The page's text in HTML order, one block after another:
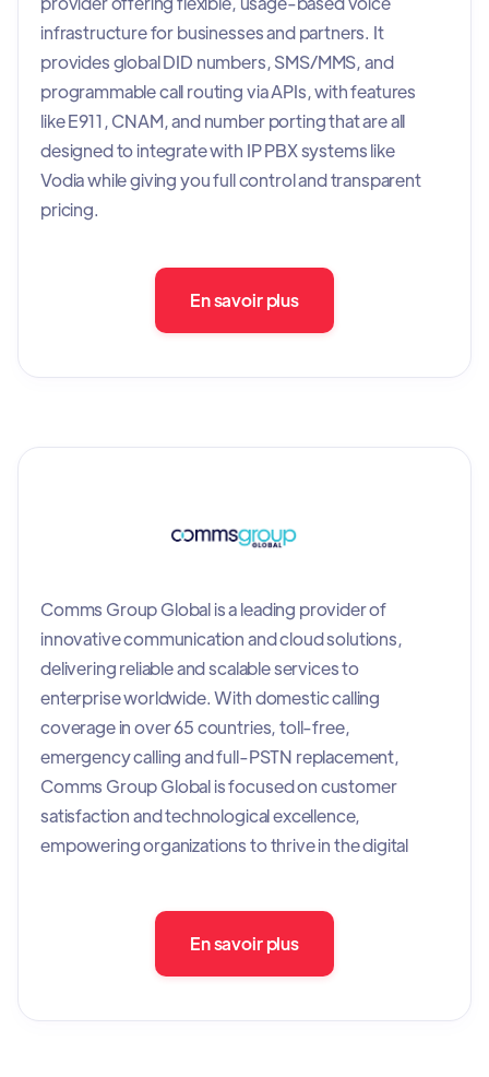
infrastructure for businesses and partners. It
provides global DID numbers, SMS/MMS, and
programmable call routing via APIs, with features
like E911, CNAM, and number porting that are all
designed to integrate with IP PBX systems like
Vodia while giving you full control and transparent
pricing.
En savoir plus
Comms Group Global is a leading provider of
innovative communication and cloud solutions,
delivering reliable and scalable services to
enterprise worldwide. With domestic calling
coverage in over 65 countries, toll-free,
emergency calling and full-PSTN replacement,
Comms Group Global is focused on customer
satisfaction and technological excellence,
empowering organizations to thrive in the digital
En savoir plus